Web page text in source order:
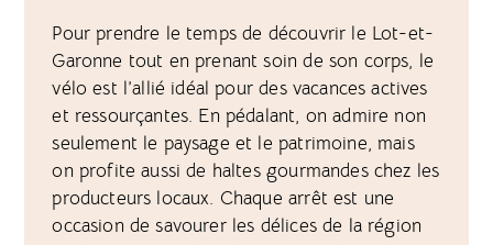
Pour prendre le temps de découvrir le Lot-et-
Garonne tout en prenant soin de son corps, le
vélo est l’allié idéal pour des vacances actives
et ressourçantes. En pédalant, on admire non
seulement le paysage et le patrimoine, mais
on profite aussi de haltes gourmandes chez les
producteurs locaux. Chaque arrêt est une
occasion de savourer les délices de la région